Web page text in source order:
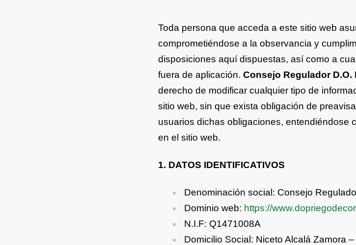
Toda persona que acceda a este sitio web
comprometiéndose a la observancia y
disposiciones aquí dispuestas, así como a
fuera de aplicación. Consejo Regulador
derecho de modificar cualquier tipo de
sitio web, sin que exista obligación de
usuarios dichas obligaciones, entendiéndose
en el sitio web.
1. DATOS IDENTIFICATIVOS
Denominación social: Consejo
Dominio web: https://
N.I.F: Q1471008A
Domicilio Social: Niceto Alcalá Zamora